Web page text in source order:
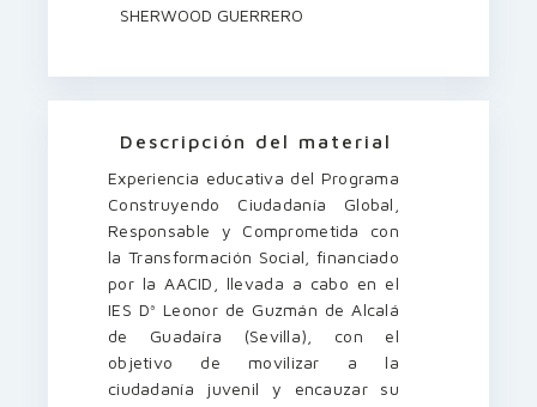
SHERWOOD GUERRERO
Descripción del material
Experiencia educativa del Programa
Construyendo Ciudadanía Global,
Responsable y Comprometida con
la Transformación Social, financiado
por la AACID, llevada a cabo en el
IES Dª Leonor de Guzmán de Alcalá
de Guadaíra (Sevilla), con el
objetivo de movilizar a la
ciudadanía juvenil y encauzar su